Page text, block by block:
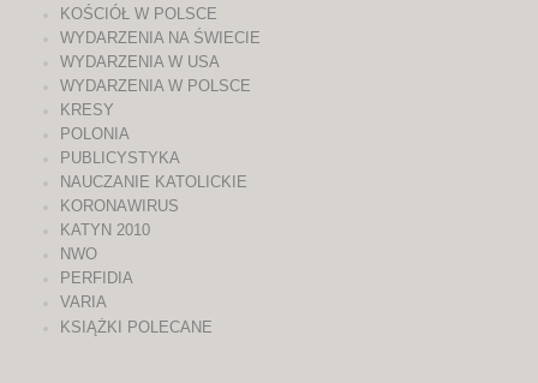
KOŚCIÓŁ W POLSCE
WYDARZENIA NA ŚWIECIE
WYDARZENIA W USA
WYDARZENIA W POLSCE
KRESY
POLONIA
PUBLICYSTYKA
NAUCZANIE KATOLICKIE
KORONAWIRUS
KATYN 2010
NWO
PERFIDIA
VARIA
KSIĄŻKI POLECANE